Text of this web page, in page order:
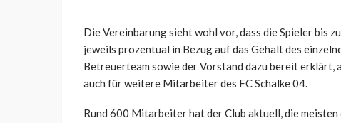
Die Vereinbarung sieht wohl vor, dass die Spieler bis
jeweils prozentual in Bezug auf das Gehalt des
Betreuerteam sowie der Vorstand dazu bereit erklärt,
auch für weitere Mitarbeiter des FC Schalke 04.
Rund 600 Mitarbeiter hat der Club aktuell, die